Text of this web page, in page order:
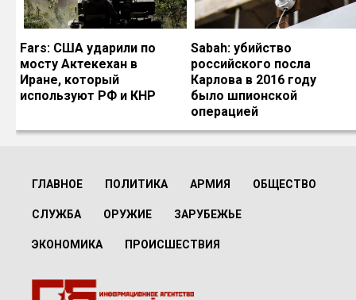
Fars: США ударили по
мосту Актекехан в
Иране, который
используют РФ и КНР
Sabah: убийство
российского посла
Карлова в 2016 году
было шпионской
операцией
ГЛАВНОЕ ПОЛИТИКА АРМИЯ ОБЩЕСТВО
СЛУЖБА ОРУЖИЕ ЗАРУБЕЖЬЕ
ЭКОНОМИКА ПРОИСШЕСТВИЯ